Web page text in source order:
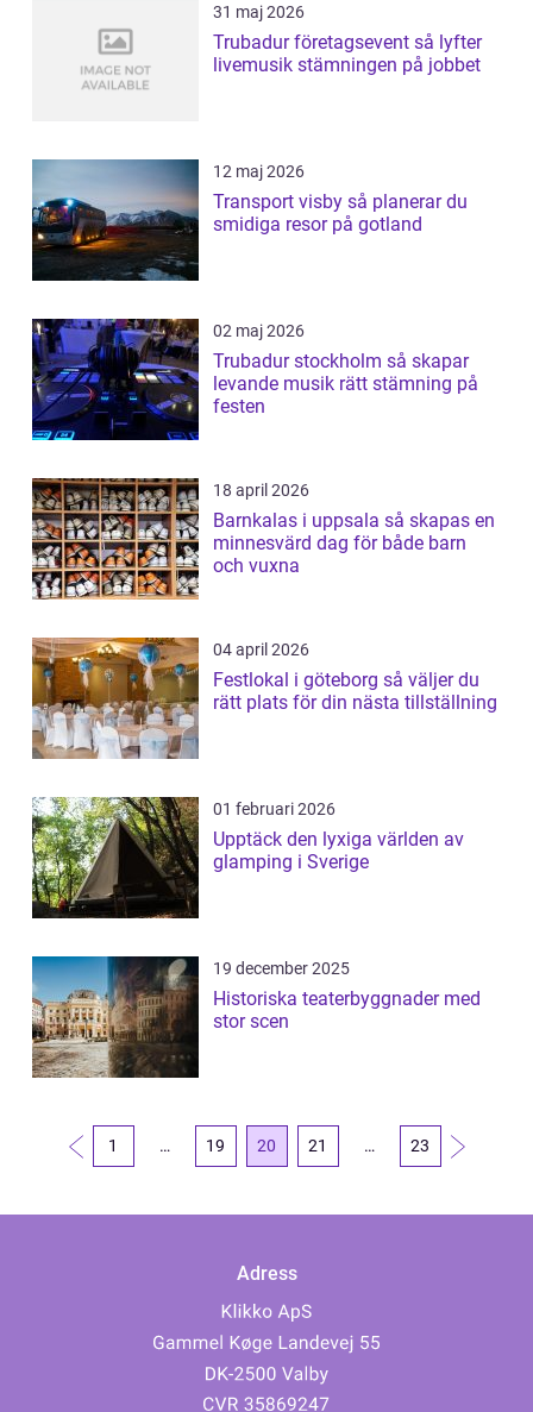
31 maj 2026
Trubadur företagsevent så lyfter
livemusik stämningen på jobbet
12 maj 2026
Transport visby så planerar du
smidiga resor på gotland
02 maj 2026
Trubadur stockholm så skapar
levande musik rätt stämning på
festen
18 april 2026
Barnkalas i uppsala så skapas en
minnesvärd dag för både barn
och vuxna
04 april 2026
Festlokal i göteborg så väljer du
rätt plats för din nästa tillställning
01 februari 2026
Upptäck den lyxiga världen av
glamping i Sverige
19 december 2025
Historiska teaterbyggnader med
stor scen
1 … 19 20 21 … 23
Adress